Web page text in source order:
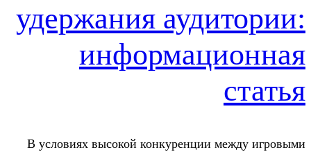
удержания
В условиях высокой конкуренции